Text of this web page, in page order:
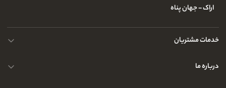
اراک - جهان پناه
خدمات مشتریان
حریم خصوصی کاربران
درباره ما